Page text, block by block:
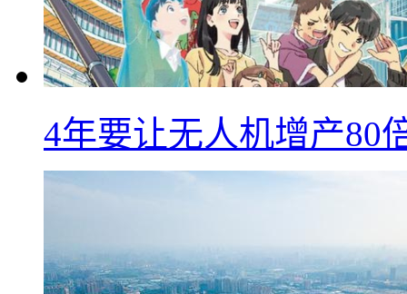
4年要让无人机增产80